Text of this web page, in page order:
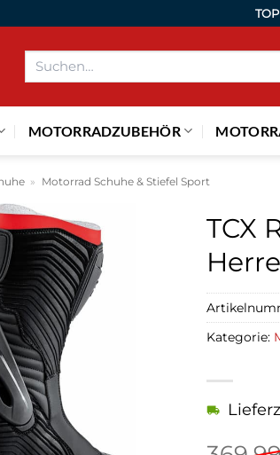
Suchen
MOTORRADZUBEHÖR
» Motorrad Schuhe & Stiefel Sport
TCX
Kategorie: